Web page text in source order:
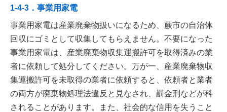
1-4-3．事業用家電
事業用家電は産業廃棄物扱いになるため、蕨市の自治体
回収にゴミとして収集してもらえません。不要になった
事業用家電は、産業廃棄物収集運搬許可を取得済みの業
者に依頼して処分してください。万が一、産業廃棄物収
集運搬許可を未取得の業者に依頼すると、依頼者と業者
の両方が廃棄物処理法違反と見なされ、罰金刑などが科
されることがあります。また、社会的な信用を失うこと